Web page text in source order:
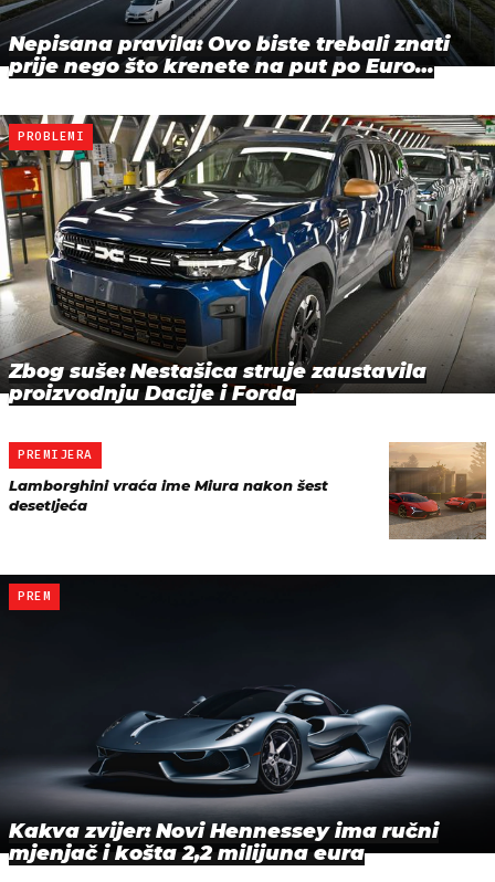
Nepisana pravila: Ovo biste trebali znati
prije nego što krenete na put po Euro…
PROBLEMI
Zbog suše: Nestašica struje zaustavila
proizvodnju Dacije i Forda
PREMIJERA
Lamborghini vraća ime Miura nakon šest
desetljeća
PREM
Kakva zvijer: Novi Hennessey ima ručni
mjenjač i košta 2,2 milijuna eura